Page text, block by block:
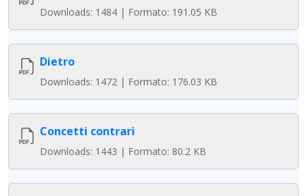
Downloads: 1484 | Formato: 191.05 KB
Dietro
Downloads: 1472 | Formato: 176.03 KB
Concetti contrari
Downloads: 1443 | Formato: 80.2 KB